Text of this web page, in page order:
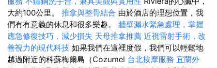
大約100公里。 推拿與整骨結合 由於酒店的理想位置，我
們有有意義的休息和很多樂趣。 牆壁漏水緊急處理，掌握
應急修復技巧，減少損失 天母推拿推薦 近視雷射手術，改
善視力的現代科技 如果我們在這裡度假，我們可以輕鬆地
越過附近的科蘇梅爾島（Cozumel 台北按摩服務 宜蘭外